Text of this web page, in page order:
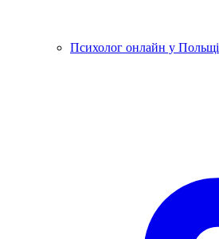
Психолог онлайн у Польщі